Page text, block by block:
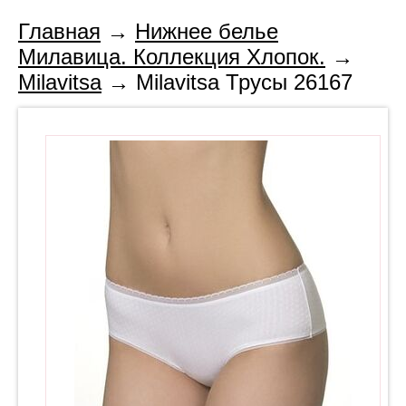
Главная → Нижнее белье
Милавица. Коллекция Хлопок. →
Milavitsa→ Milavitsa Трусы 26167